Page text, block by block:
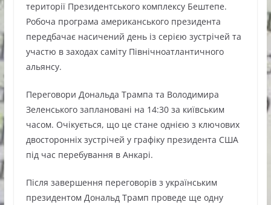
території Президентського комплексу Бештепе.
Робоча програма американського президента
передбачає насичений день із серією зустрічей та
участю в заходах саміту Північноатлантичного
альянсу.
Переговори Дональда Трампа та Володимира
Зеленського заплановані на 14:30 за київським
часом. Очікується, що це стане однією з ключових
двосторонніх зустрічей у графіку президента США
під час перебування в Анкарі.
Після завершення переговорів з українським
президентом Дональд Трамп проведе ще одну